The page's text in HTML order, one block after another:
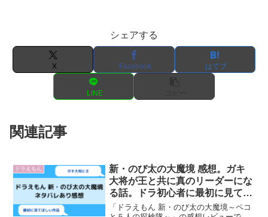
シェアする
X Facebook はてブ
LINE
関連記事
ドラえもん
新・のび太の大魔境 感想。ガキ
大将が王と共に真のリーダーにな
る話。ドラ初心者に最初に見てほ
しい映画。
「ドラえもん 新・のび太の大魔境～ペコ